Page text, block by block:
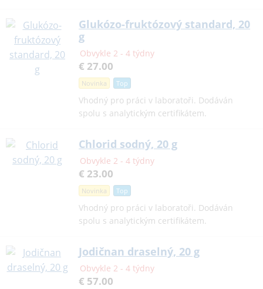
Glukózo-fruktózový standard, 20
g
Obvykle 2 - 4 týdny
€ 27.00
Novinka Top
Vhodný pro práci v laboratoři. Dodáván
spolu s analytickým certifikátem.
Chlorid sodný, 20 g
Obvykle 2 - 4 týdny
€ 23.00
Novinka Top
Vhodný pro práci v laboratoři. Dodáván
spolu s analytickým certifikátem.
Jodičnan draselný, 20 g
Obvykle 2 - 4 týdny
€ 57.00